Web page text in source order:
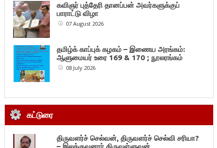
கவிஞர் புத்தேரி தானப்பன் அவர்களுக்குப்
பாராட்டு விழா
07 August 2026
தமிழ்க் காப்புக் கழகம் – இணைய அரங்கம்:
ஆளுமையர் உரை 169 & 170 ; நூலரங்கம்
08 July 2026
கட்டுரை
திருவளர்ச் செல்வன், திருவளர்ச் செல்வி சரியா?
– இலக்குவனார் திருவள்ளுவன்